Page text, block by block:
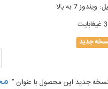
: ویندوز 7 به بالا
جدید
جدید این محصول با عنوان "